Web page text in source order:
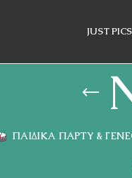
JUST
ΠΑΙΔΙΚΆ ΠΆΡΤΥ &